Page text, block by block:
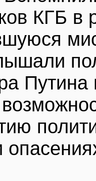
КГБ в